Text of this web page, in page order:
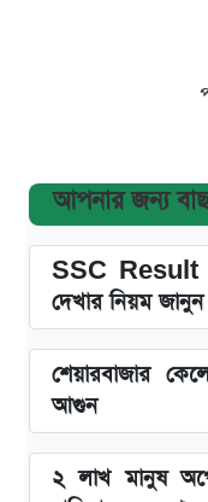
আপনার জন্য
SSC Result
দেখার নিয়ম জানুন
শেয়ারবাজার
আগুন
২ লাখ মানুষ